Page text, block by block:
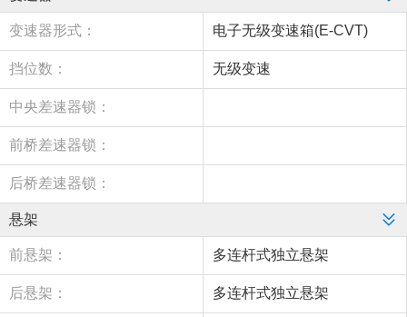
变速器形式： 电子无级变速箱(E-CVT)
挡位数： 无级变速
中央差速器锁：
前桥差速器锁：
后桥差速器锁：
悬架
前悬架： 多连杆式独立悬架
后悬架： 多连杆式独立悬架